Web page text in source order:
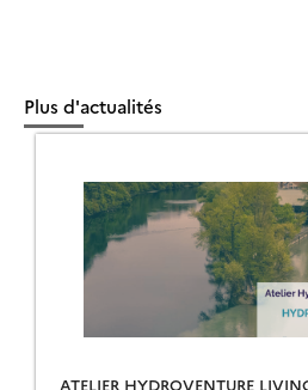
Plus d'actualités
ATELIER HYDROVENTURE